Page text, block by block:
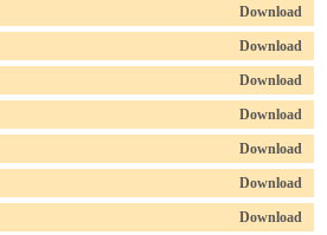
Download
Download
Download
Download
Download
Download
Download